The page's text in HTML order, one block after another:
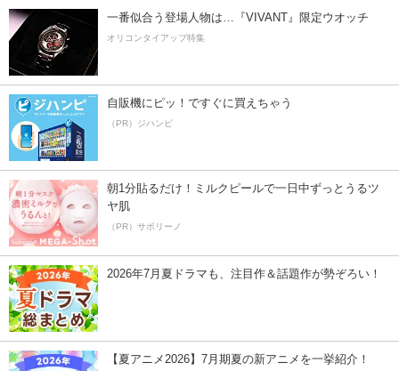
一番似合う登場人物は…『VIVANT』限定ウオッチ
オリコンタイアップ特集
自販機にピッ！ですぐに買えちゃう
（PR）ジハンピ
朝1分貼るだけ！ミルクピールで一日中ずっとうるツ
ヤ肌
（PR）サボリーノ
2026年7月夏ドラマも、注目作＆話題作が勢ぞろい！
【夏アニメ2026】7月期夏の新アニメを一挙紹介！